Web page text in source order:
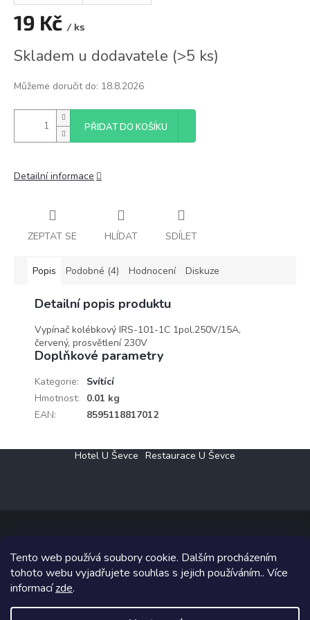
Tento web používá soubory cookie. Dalším procházením
tohoto webu vyjadřujete souhlas s jejich používáním.. Více
informacízde.
19 Kč / ks
cena:
Skladem u dodavatele (>5 ks)
Můžeme doručit do: 18.8.2026
PŘIDAT DO KOŠÍKU
Detailní informace
ZEPTAT SE HLÍDAT SDÍLET
Popis Podobné (4) Hodnocení Diskuze
Detailní popis produktu
Vypínač kolébkový IRS-101-1C 1pol.250V/15A,
červený, prosvětlení 230V
Doplňkové parametry
Kategorie:
Svítící
Hmotnost:
0.01 kg
EAN: 8595118817012
Hotel U Ševce Restaurace U Ševce
Copyright 2026Elektro Klesný s.r.o.. Všechna práva vyhrazena.
Grafický návrh vytvořil a na Shoptet implementoval
Shoptetak.cz.